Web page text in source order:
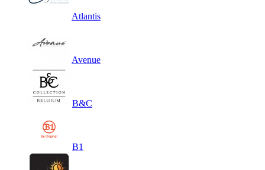
Atlantis
Avenue
B&C
B1